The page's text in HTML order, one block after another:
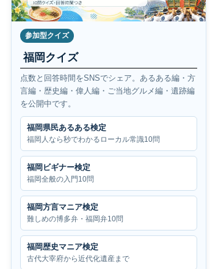
参加型クイズ
福岡クイズ
点数と回答時間をSNSでシェア。あるある編・方
言編・歴史編・偉人編・ご当地グルメ編・遺跡編
を公開中です。
福岡県民あるある検定
福岡人なら秒でわかるローカル常識10問
福岡ビギナー検定
福岡全般の入門10問
福岡方言マニア検定
難しめの博多弁・福岡弁10問
福岡歴史マニア検定
古代大宰府から近代化遺産まで